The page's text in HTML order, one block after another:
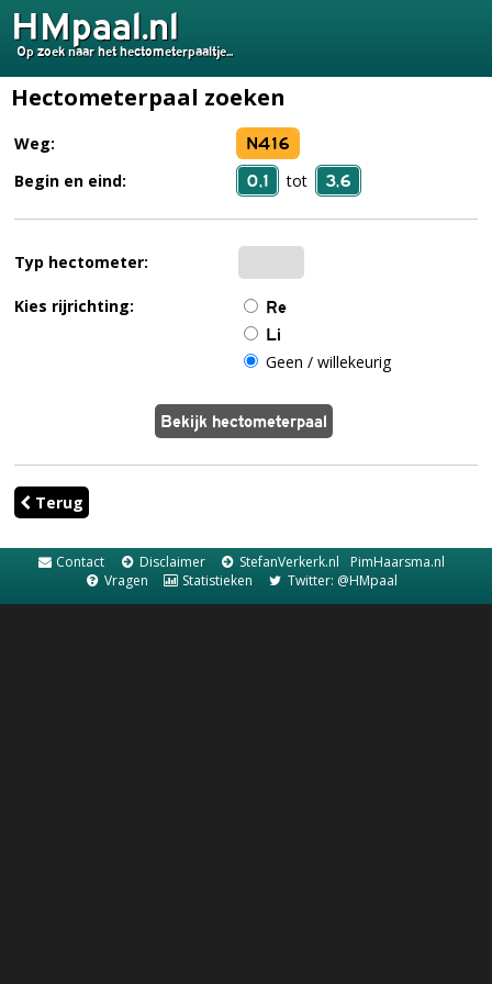
HMpaal.nl
Op zoek naar het hectometerpaaltje...
Hectometerpaal zoeken
Weg: N416
Begin en eind: 0,1 tot 3,6
Typ hectometer:
Kies rijrichting:
Re
Li
Geen / willekeurig
Terug
Contact Disclaimer StefanVerkerk.nl
PimHaarsma.nl
Vragen
Statistieken Twitter: @HMpaal